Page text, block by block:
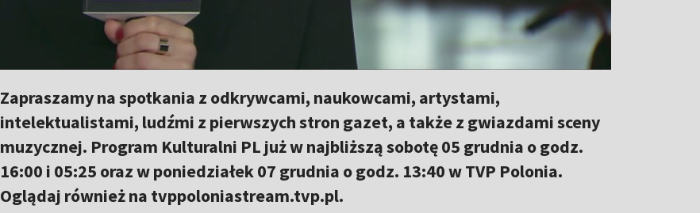
Zapraszamy na spotkania z odkrywcami, naukowcami, artystami,
intelektualistami, ludźmi z pierwszych stron gazet, a także z gwiazdami sceny
muzycznej. Program Kulturalni PL już w najbliższą sobotę 05 grudnia o godz.
16:00 i 05:25 oraz w poniedziałek 07 grudnia o godz. 13:40 w TVP Polonia.
Oglądaj również na tvppoloniastream.tvp.pl.